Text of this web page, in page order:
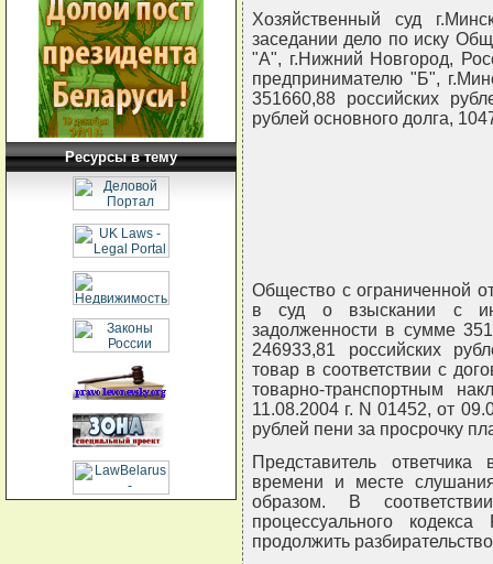
Ресурсы в тему
Хозяйственный суд
заседании дело по иску
"А", г.Нижний Новгород,
предпринимателю "Б",
351660,88 российских
рублей основного долга,
Общество с ограниченной
в суд о взыскании с
задолженности в сумме
246933,81 российских
товар в соответствии с
товарно-транспортным
11.08.2004 г. N 01452, от
рублей пени за просрочку
Представитель
времени и месте
образом. В
процессуального
продолжить